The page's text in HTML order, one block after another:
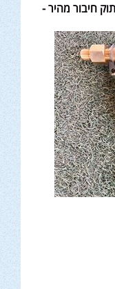
לניתוק חיבור מהיר -